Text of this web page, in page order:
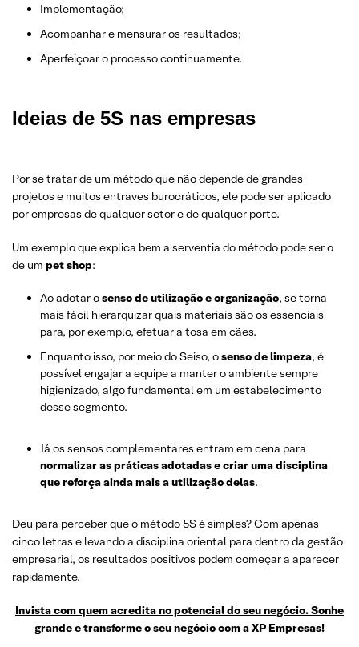
Implementação;
Acompanhar e mensurar os resultados;
Aperfeiçoar o processo continuamente.
Ideias de 5S nas empresas
Por se tratar de um método que não depende de grandes
projetos e muitos entraves burocráticos, ele pode ser aplicado
por empresas de qualquer setor e de qualquer porte.
Um exemplo que explica bem a serventia do método pode ser o
de um pet shop:
Ao adotar osenso de utilização e organização, se torna
mais fácil hierarquizar quais materiais são os essenciais
para, por exemplo, efetuar a tosa em cães.
Enquanto isso, por meio do Seiso, osenso de limpeza, é
possível engajar a equipe a manter o ambiente sempre
higienizado, algo fundamental em um estabelecimento
desse segmento.
Já os sensos complementares entram em cena para
normalizar as práticas adotadas e criar uma disciplina
que reforça ainda mais a utilização delas.
Deu para perceber que o método 5S é simples? Com apenas
cinco letras e levando a disciplina oriental para dentro da gestão
empresarial, os resultados positivos podem começar a aparecer
rapidamente.
Invista com quem acredita no potencial do seu negócio. Sonhe
grande e transforme o seu negócio com a XP Empresas!